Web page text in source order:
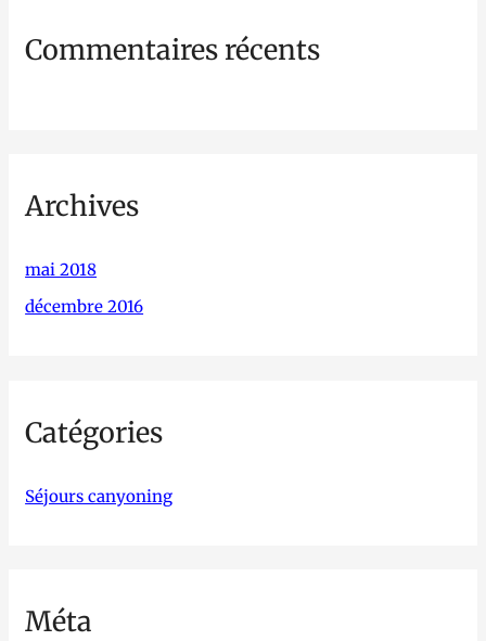
:Commentaires récents
Archives
mai 2018
décembre 2016
Catégories
Séjours canyoning
Méta